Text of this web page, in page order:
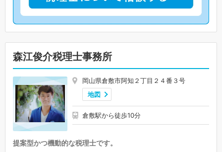
森江俊介税理士事務所
岡山県倉敷市阿知２丁目２４番３号
地図
倉敷駅から徒歩10分
提案型かつ機動的な税理士です。